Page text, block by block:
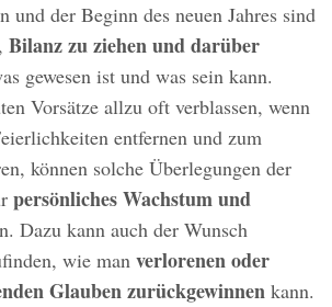
und der Beginn des neuen Jahres sind
Bilanz zu ziehen und darüber
gewesen ist und was sein kann.
Vorsätze allzu oft verblassen, wenn
entfernen und zum
können solche Überlegungen der
persönliches Wachstum und
Dazu kann auch der Wunsch
wie man verlorenen oder
Glaubenzurückgewinnen kann.